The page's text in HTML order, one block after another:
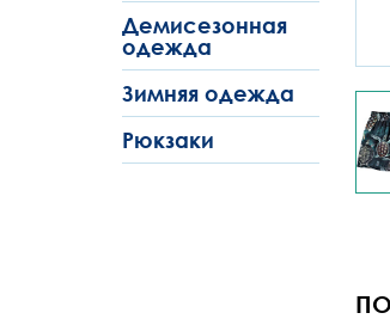
Демисезонная
одежда
Зимняя одежда
Рюкзаки